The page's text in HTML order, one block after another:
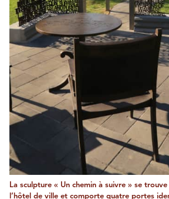
La sculpture « Un chemin à suivre » se
l’hôtel de ville et comporte quatre portes